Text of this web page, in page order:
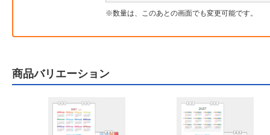
数量は、このあとの画面でも変更可能です。
商品バリエーション